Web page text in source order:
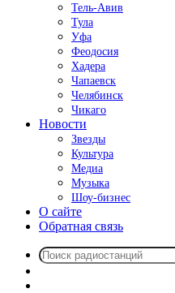
Тель-Авив
Тула
Уфа
Феодосия
Хадера
Чапаевск
Челябинск
Чикаго
Новости
Звезды
Культура
Медиа
Музыка
Шоу-бизнес
О сайте
Обратная связь